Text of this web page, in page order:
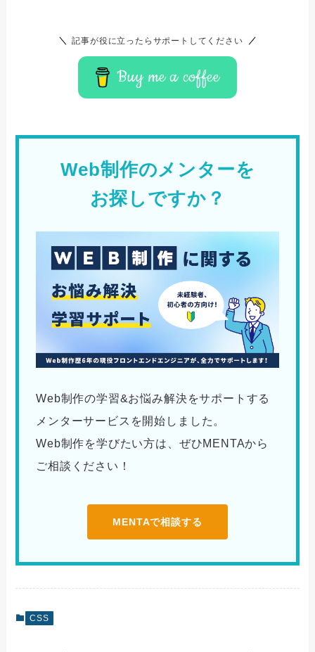
記事が役に立ったらサポートしてください
Buy me a coffee
Web制作のメンターを
お探しですか？
Web制作の学習&お悩み解決をサポートする
メンターサービスを開始しました。
Web制作を学びたい方は、ぜひMENTAから
ご相談ください！
MENTAで相談する
CSS